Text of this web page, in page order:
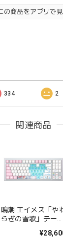
の商品をアプリで
334 2
関連商品
鳴潮 エイメス「や
らぎの雪歌」テーマ